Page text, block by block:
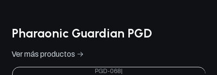
Pharaonic Guardian PGD
Ver más productos
PGD-068